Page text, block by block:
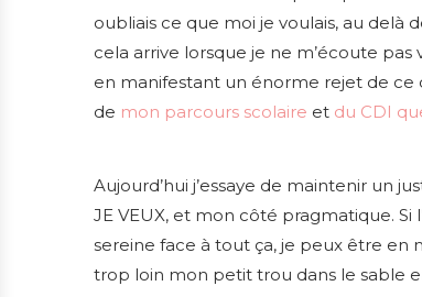
oubliais ce que moi je voulais, au delà
cela arrive lorsque je ne m’écoute
en manifestant un énorme rejet de ce
de mon parcours scolaire et du CDI
Aujourd’hui j’essaye de maintenir un
JE VEUX, et mon côté pragmatique. Si
sereine face à tout ça, je peux être en
trop loin mon petit trou dans le sable